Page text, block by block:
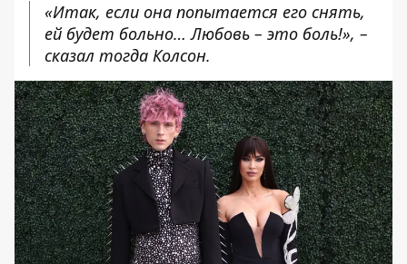
«Итак, если она попытается его снять,
ей будет больно… Любовь – это боль!», –
сказал тогда Колсон.